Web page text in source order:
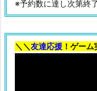
※予約数に達し次第終
＼＼ 友達応援 ！ゲー